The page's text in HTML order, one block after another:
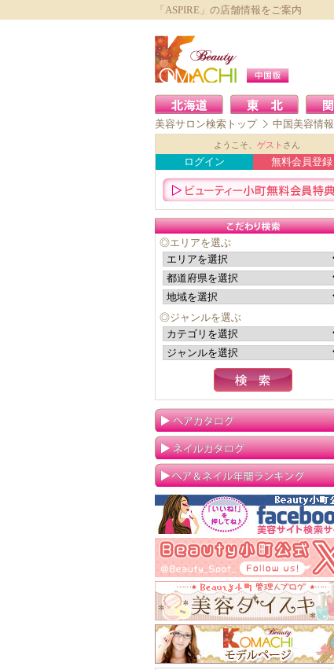
「ASPIRE」の店舗情報をご案内
美容サロン検索トップ 中国美容情報
ようこそ、 ゲスト さん
ログイン 無料会員登録
◎エリアを選ぶ
◎ジャンルを選ぶ